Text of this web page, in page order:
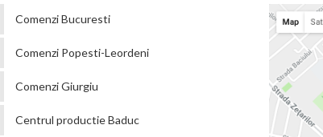
Comenzi Bucuresti
Comenzi Popesti-Leordeni
Comenzi Giurgiu
Centrul productie Baduc